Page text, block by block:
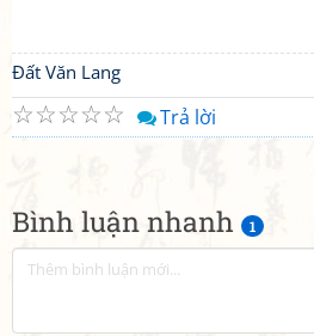
Bình luận nhanh 1
Đất Văn Lang
☆
☆
☆
☆
☆ Trả lời